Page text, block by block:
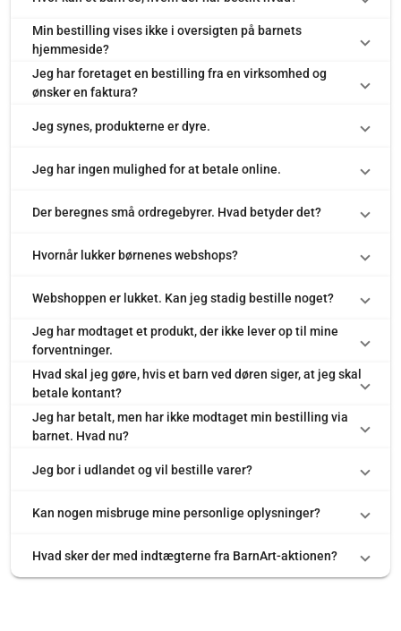
Min bestilling vises ikke i oversigten på barnets
hjemmeside?
Jeg har foretaget en bestilling fra en virksomhed og
ønsker en faktura?
Jeg synes, produkterne er dyre.
Jeg har ingen mulighed for at betale online.
Der beregnes små ordregebyrer. Hvad betyder det?
Hvornår lukker børnenes webshops?
Webshoppen er lukket. Kan jeg stadig bestille noget?
Jeg har modtaget et produkt, der ikke lever op til mine
forventninger.
Hvad skal jeg gøre, hvis et barn ved døren siger, at jeg skal
betale kontant?
Jeg har betalt, men har ikke modtaget min bestilling via
barnet. Hvad nu?
Jeg bor i udlandet og vil bestille varer?
Kan nogen misbruge mine personlige oplysninger?
Hvad sker der med indtægterne fra BarnArt-aktionen?